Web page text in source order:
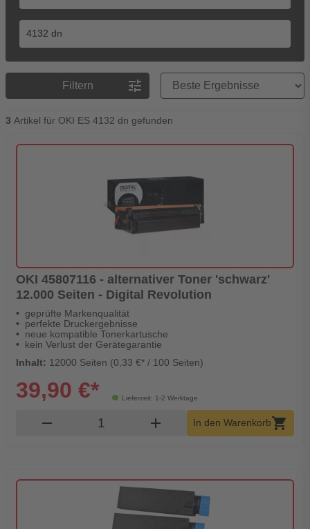
Filtern tune
Preisreihenfolge
3 Artikel für OKI ES 4132 dn gefunden
OKI 45807116 - alternativer Toner 'schwarz'
12.000 Seiten - Digital Revolution
geprüfte Markenqualität
perfekte Druckergebnisse
neue kompatible Tonerkartusche
kein Verlust der Gerätegarantie
Inhalt: 12000 Seiten (0,33 €* / 100 Seiten)
Lieferzeit: 1-2 Werktage
39,90 €*
remove Produkt Warenkorb Menge
add In den Warenkorbshopping_cart